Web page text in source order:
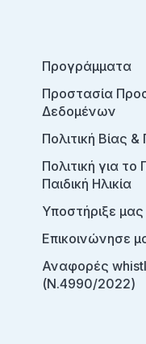
Προγράμματα
Προστασία
Δεδομένων
Πολιτική Βίας
Πολιτική για το
Παιδική Ηλικία
Υποστήριξε μας
Επικοινώνησε
Αναφορές
(Ν.4990/2022)